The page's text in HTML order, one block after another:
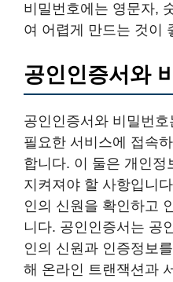
비밀번호에는 영문자,
여 어렵게 만드는 것이
공인인증서와
공인인증서와 비밀번호
필요한 서비스에 접속
합니다. 이 둘은 개인정
지켜져야 할 사항입니
인의 신원을 확인하고
니다. 공인인증서는 공
인의 신원과 인증정보
해 온라인 트랜잭션과